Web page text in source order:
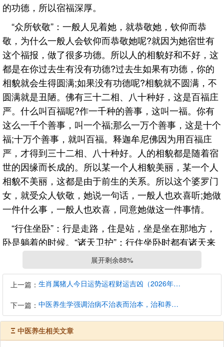
的功德，所以宿福深厚。
“众所钦敬”：一般人见着她，就恭敬她，钦仰而恭
敬，为什么一般人会钦仰而恭敬她呢?就因为她宿世有
这个福报，做了很多功德。所以人的相貌好和不好，这
都是在你过去生有没有功德?过去生如果有功德，你的
相貌就会生得圆满;如果没有功德呢?相貌就不圆满，不
圆满就是丑陋。佛有三十二相、八十种好，这是百福庄
严。什么叫百福呢?作一千种的善事，这叫一福。你有
这么一千个善事，叫一个福;那么一万个善事，这是十个
福;十万个善事，就叫百福。释迦牟尼佛因为用百福庄
严，才得到三十二相、八十种好。人的相貌都是随着宿
世的因缘而长成的。所以某一个人相貌美丽，某一个人
相貌不美丽，这都是由于前生的关系。所以这个婆罗门
女，就受众人钦敬，她说一句话，一般人也欢喜听;她做
一件什么事，一般人也欢喜，同意她做这一件事情。
“行住坐卧”：行是走路，住是站，坐是坐在那地方，
卧是躺着的时候。“诸天卫护”：行住坐卧时都有诸天来
保护着她。好像我方才讲，我们现在结上界，每一个人
即使有业障，譬如有什么魔障，在这个时候也要停止，
不可以来扰乱你。因为你在这儿听经，所以现在结上
界，把一切的帐目暂时都停止，不准来啰唆，不准来麻
烦，叫你一心一意来听经。这婆罗门女，她行住坐卧
时，护法善神、天龙八部、诸天都来保护着她，可是虽
然保护着这个婆罗门女，但是“其母信邪，常轻三宝”：
展开剩余88%
上一篇： 生肖属猪人今日运势运程财运吉凶（2026年8月7日）详解查询
下一篇： 中医养生学强调治病不治表而治本，治和养兼顾是有必要的
Ξ 中医养生相关文章